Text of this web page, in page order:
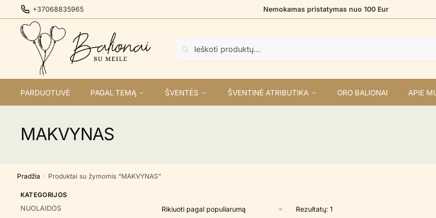
to
navigation
to
content
+37068835965 Nemokamas pristatymas nuo 100 Eur
PARDUOTUVĖ PAGAL TEMĄ ŠVENTĖS ŠVENTINĖ ATRIBUTIKA ORO BALIONAI APIE
MAKVYNAS
Pradžia / Produktai su žymomis “MAKVYNAS”
Rezultatų: 1
KATEGORIJOS
NUOLAIDOS